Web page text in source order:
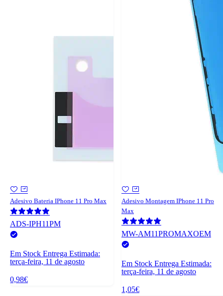
Adesivo Bateria IPhone 11 Pro Max
ADS-IPH11PM
Em Stock Entrega Estimada:
terça-feira, 11 de agosto
0,98€
Adesivo Montagem IPhone 11 Pro
Max
MW-AM11PROMAXOEM
Em Stock Entrega Estimada:
terça-feira, 11 de agosto
1,05€